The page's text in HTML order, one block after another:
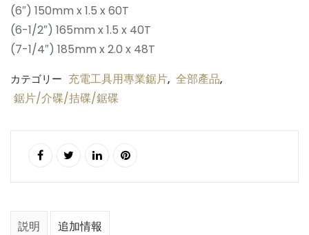
(6″) 150mm x 1.5 x 60T
(6-1/2″) 165mm x 1.5 x 40T
(7-1/4″) 185mm x 2.0 x 48T
カテゴリー 充電工具用專業鋸片, 全部產品,
鋸片/介碟/拮碟/鋸碟
説明 追加情報